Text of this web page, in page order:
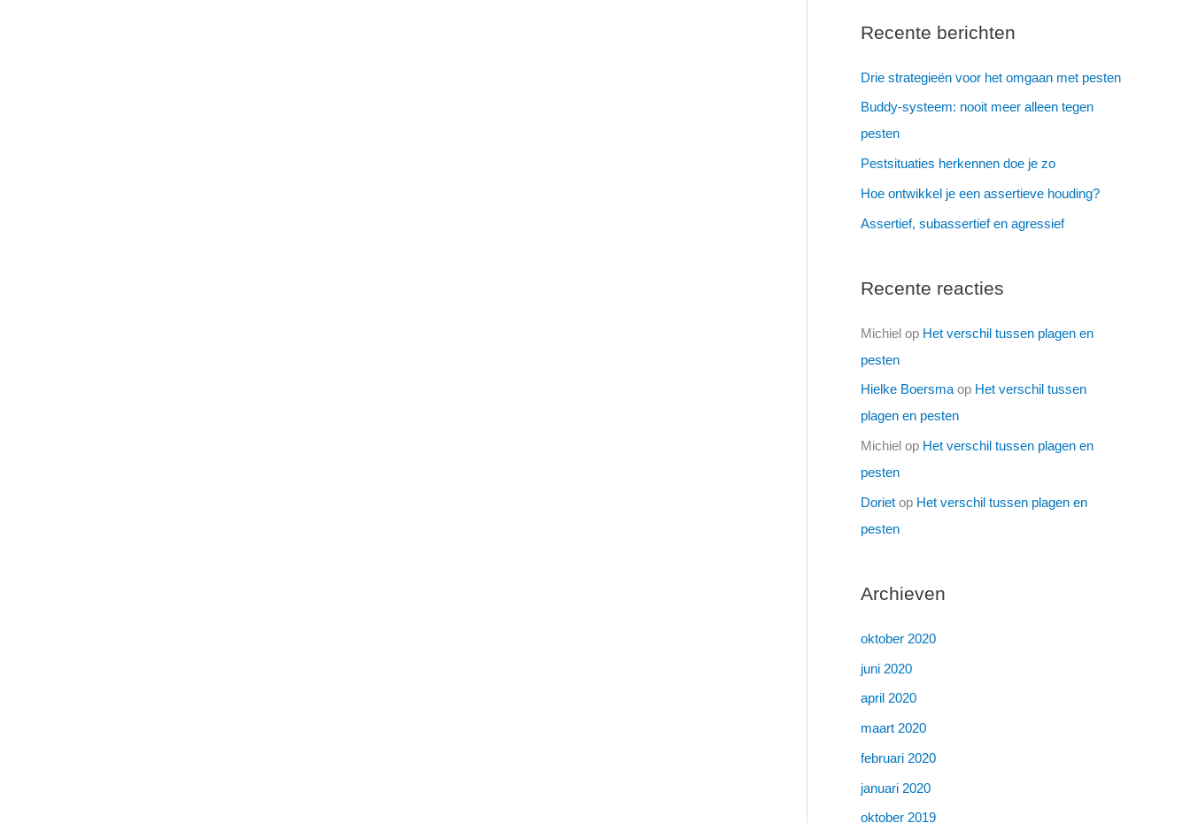
Recente berichten
Drie strategieën voor het omgaan met pesten
Buddy-systeem: nooit meer alleen tegen
pesten
Pestsituaties herkennen doe je zo
Hoe ontwikkel je een assertieve houding?
Assertief, subassertief en agressief
Recente reacties
Michiel op Het verschil tussen plagen en
pesten
Hielke Boersma op Het verschil tussen
plagen en pesten
Michiel op Het verschil tussen plagen en
pesten
Doriet op Het verschil tussen plagen en
pesten
Archieven
oktober 2020
juni 2020
april 2020
maart 2020
februari 2020
januari 2020
oktober 2019